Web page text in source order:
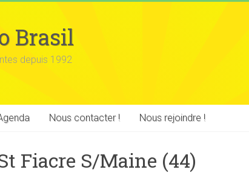
Brasil
depuis 1992
Nous contacter ! Nous rejoindre !
Fiacre S/Maine (44)